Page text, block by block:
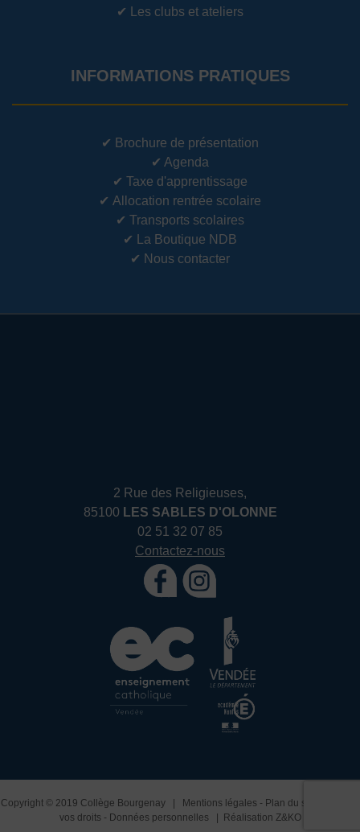
✔
Les clubs et ateliers
INFORMATIONS PRATIQUES
✔ Brochure de présentation
✔ Agenda
✔ Taxe d'apprentissage
✔ Allocation rentrée scolaire
✔ Transports scolaires
✔
La Boutique NDB
✔ Nous contacter
2 Rue des Religieuses,
85100 LES SABLES D'OLONNE
02 51 32 07 85
Contactez-nous
Copyright © 2019 Collège Bourgenay | Mentions légales - Plan du site
vos droits - Données personnelles | Réalisation Z&KO